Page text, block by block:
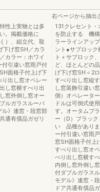
性上実物とは多
。掲載価格に
）、組立代、取
下げ窓SH／カラ
カラー：ホワイ
付引違い窓雨戸付
面格子付上げ下
出し窓オペレー
し窓横すべり出
窓外倒し窓オー
ルガラスルーバ
ル》連窓・段窓部
通有償品ガゼリ
右ページから抽出
131クレセント
を防止する 機
ラーラインアッ
ント●サブロック
ト＋サブロック
ど、ほとんどの
げ下げ窓SH＜2
すべり出し窓縦
し窓装飾引違い
側）オペレータ
ドルは可倒式使
す。オータムブ
ー（D）ブラッ
い 品種がありま
ー付引違い窓雨
窓SH面格子付上
すべり出し窓オ
べり出し窓横す
内倒し窓外倒し
付ダブルガラス
モデル》連窓・
ドア共通有償品